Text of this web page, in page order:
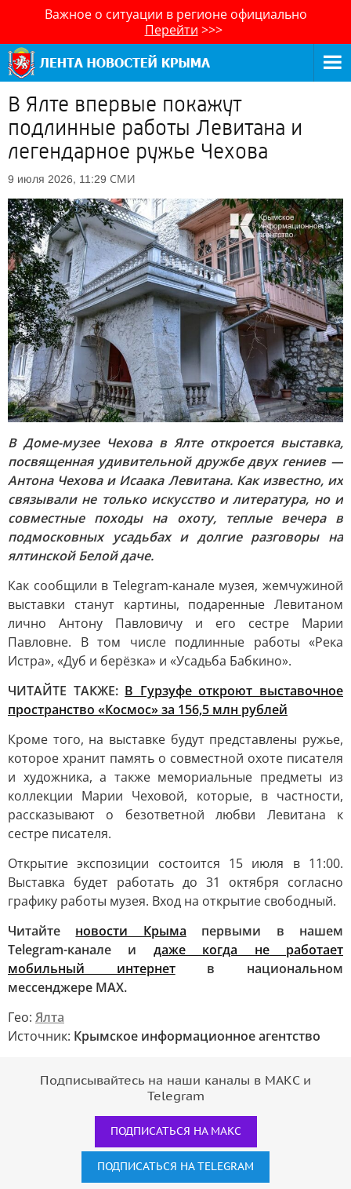
Важное о ситуации в регионе официально
Перейти >>>
В Ялте впервые покажут
подлинные работы Левитана и
легендарное ружье Чехова
9 июля 2026, 11:29 СМИ
В Доме-музее Чехова в Ялте откроется выставка,
посвященная удивительной дружбе двух гениев —
Антона Чехова и Исаака Левитана. Как известно, их
связывали не только искусство и литература, но и
совместные походы на охоту, теплые вечера в
подмосковных усадьбах и долгие разговоры на
ялтинской Белой даче.
Как сообщили в Telegram-канале музея, жемчужиной
выставки станут картины, подаренные Левитаном
лично Антону Павловичу и его сестре Марии
Павловне. В том числе подлинные работы «Река
Истра», «Дуб и берёзка» и «Усадьба Бабкино».
ЧИТАЙТЕ ТАКЖЕ: В Гурзуфе откроют выставочное
пространство «Космос» за 156,5 млн рублей
Кроме того, на выставке будут представлены ружье,
которое хранит память о совместной охоте писателя
и художника, а также мемориальные предметы из
коллекции Марии Чеховой, которые, в частности,
рассказывают о безответной любви Левитана к
сестре писателя.
Открытие экспозиции состоится 15 июля в 11:00.
Выставка будет работать до 31 октября согласно
графику работы музея. Вход на открытие свободный.
Читайте новости Крыма первыми в нашем
Telegram-канале и даже когда не работает
мобильный интернетв национальном
мессенджере MAX.
Гео: Ялта
Источник: Крымское информационное агентство
Подписывайтесь на наши каналы в МАКС и
Telegram
ПОДПИСАТЬСЯ НА МАКС
ПОДПИСАТЬСЯ НА TELEGRAM